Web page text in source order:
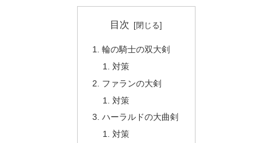
目次
輪の騎士の双大剣
対策
ファランの大剣
対策
ハーラルドの大曲剣
対策